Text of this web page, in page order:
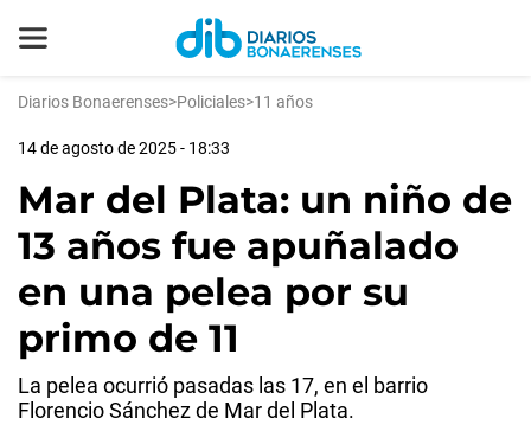
Diarios Bonaerenses>Policiales>11 años
14 de agosto de 2025 - 18:33
Mar del Plata: un niño de
13 años fue apuñalado
en una pelea por su
primo de 11
La pelea ocurrió pasadas las 17, en el barrio
Florencio Sánchez de Mar del Plata.